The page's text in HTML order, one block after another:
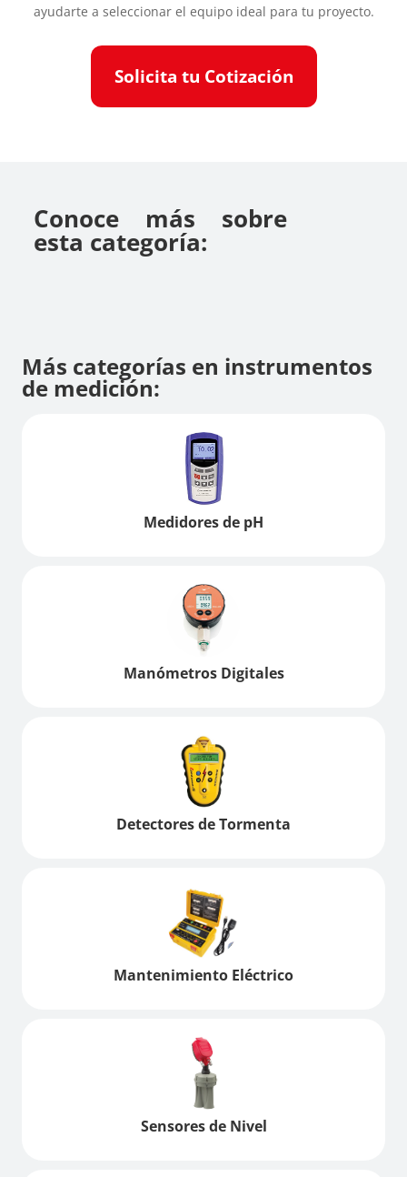
ayudarte a seleccionar el equipo ideal para tu proyecto.
Solicita tu Cotización
Conoce más sobre
esta categoría:
Más categorías en instrumentos
de medición:
Medidores de pH
Manómetros Digitales
Detectores de Tormenta
Mantenimiento Eléctrico
Sensores de Nivel